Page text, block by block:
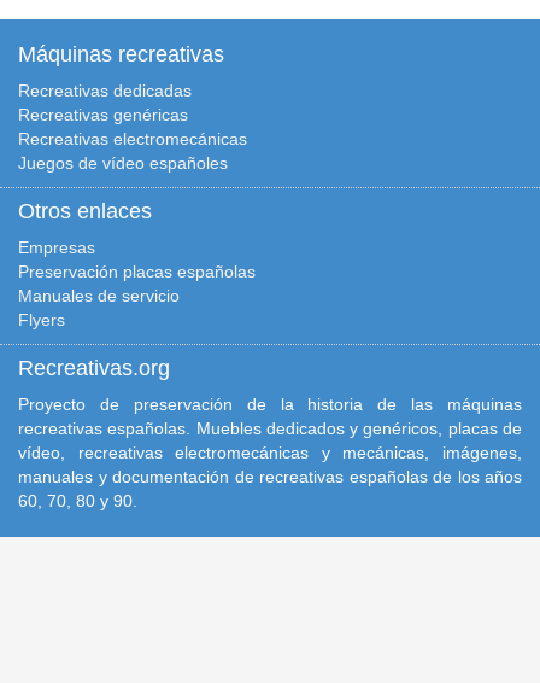
Máquinas recreativas
Recreativas dedicadas
Recreativas genéricas
Recreativas electromecánicas
Juegos de vídeo españoles
Otros enlaces
Empresas
Preservación placas españolas
Manuales de servicio
Flyers
Recreativas.org
Proyecto de preservación de la historia de las máquinas
recreativas españolas. Muebles dedicados y genéricos, placas de
vídeo, recreativas electromecánicas y mecánicas, imágenes,
manuales y documentación de recreativas españolas de los años
60, 70, 80 y 90.